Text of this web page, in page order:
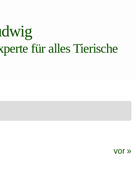
für alles Tierische
vor »